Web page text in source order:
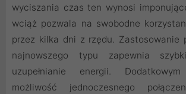
wyciszania czas ten wynosi
wciąż pozwala na swobodne
przez kilka dni z rzędu. Zastosowanie
najnowszego typu zapewnia
uzupełnianie energii.
możliwość jednoczesnego